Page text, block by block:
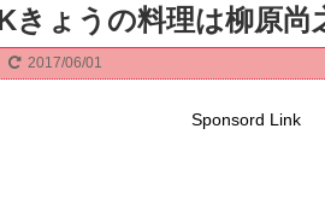
きょうの料理は柳原尚
2017/06/01
Sponsord Link